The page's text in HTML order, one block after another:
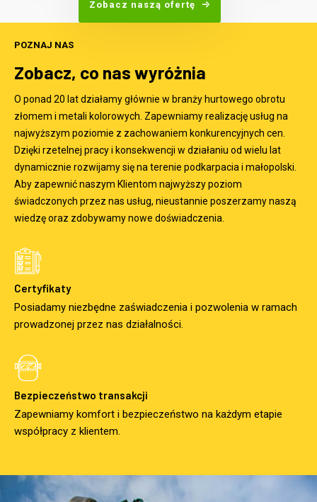
Zobacz naszą ofertę
POZNAJ NAS
Zobacz, co nas wyróżnia
O ponad 20 lat działamy głównie w branży hurtowego obrotu
złomem i metali kolorowych. Zapewniamy realizację usług na
najwyższym poziomie z zachowaniem konkurencyjnych cen.
Dzięki rzetelnej pracy i konsekwencji w działaniu od wielu lat
dynamicznie rozwijamy się na terenie podkarpacia i małopolski.
Aby zapewnić naszym Klientom najwyższy poziom
świadczonych przez nas usług, nieustannie poszerzamy naszą
wiedzę oraz zdobywamy nowe doświadczenia.
Certyfikaty
Posiadamy niezbędne zaświadczenia i pozwolenia w ramach
prowadzonej przez nas działalności.
Bezpieczeństwo transakcji
Zapewniamy komfort i bezpieczeństwo na każdym etapie
współpracy z klientem.